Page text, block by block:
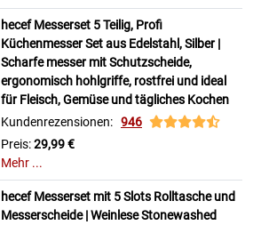
hecef Messerset 5 Teilig, Profi
Küchenmesser Set aus Edelstahl, Silber |
Scharfe messer mit Schutzscheide,
ergonomisch hohlgriffe, rostfrei und ideal
für Fleisch, Gemüse und tägliches Kochen
Kundenrezensionen: 946
Preis:29,99 €
Mehr ...
hecef Messerset mit 5 Slots Rolltasche und
Messerscheide | Weinlese Stonewashed